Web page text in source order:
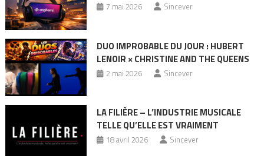
7 mai 2026 Sincever
DUO IMPROBABLE DU JOUR : HUBERT
LENOIR × CHRISTINE AND THE QUEENS
2 mai 2026 Sincever
LA FILIÈRE – L’INDUSTRIE MUSICALE
TELLE QU’ELLE EST VRAIMENT
18 avril 2026 Sincever